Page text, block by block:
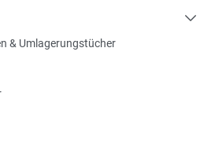
& Umlagerungstücher